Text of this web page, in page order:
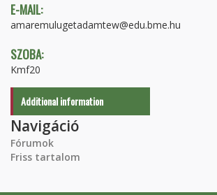
E-MAIL:
amaremulugetadamtew@edu.bme.hu
SZOBA:
Kmf20
Additional information
Navigáció
Fórumok
Friss tartalom